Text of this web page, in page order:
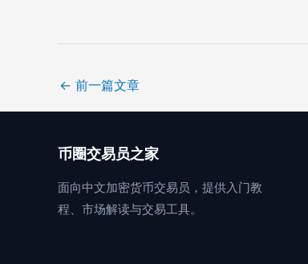
← 前一篇文章
币圈交易员之家
面向中文加密货币交易员，提供入门教
程、市场解读与交易工具。